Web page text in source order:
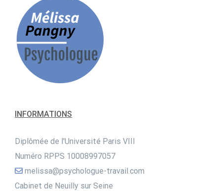
INFORMATIONS
Diplômée de l'Université Paris VIII
Numéro RPPS 10008997057
melissa@psychologue-travail.com
Cabinet de Neuilly sur Seine